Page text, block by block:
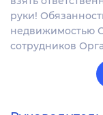
руки!
недвижимостью
сотрудников